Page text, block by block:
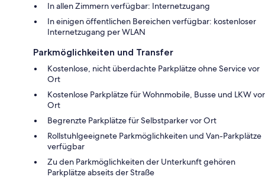
In allen Zimmern verfügbar: Internetzugang
In einigen öffentlichen Bereichen verfügbar: kostenloser
Internetzugang per WLAN
Parkmöglichkeiten und Transfer
Kostenlose, nicht überdachte Parkplätze ohne Service vor
Ort
Kostenlose Parkplätze für Wohnmobile, Busse und LKW vor
Ort
Begrenzte Parkplätze für Selbstparker vor Ort
Rollstuhlgeeignete Parkmöglichkeiten und Van-Parkplätze
verfügbar
Zu den Parkmöglichkeiten der Unterkunft gehören
Parkplätze abseits der Straße